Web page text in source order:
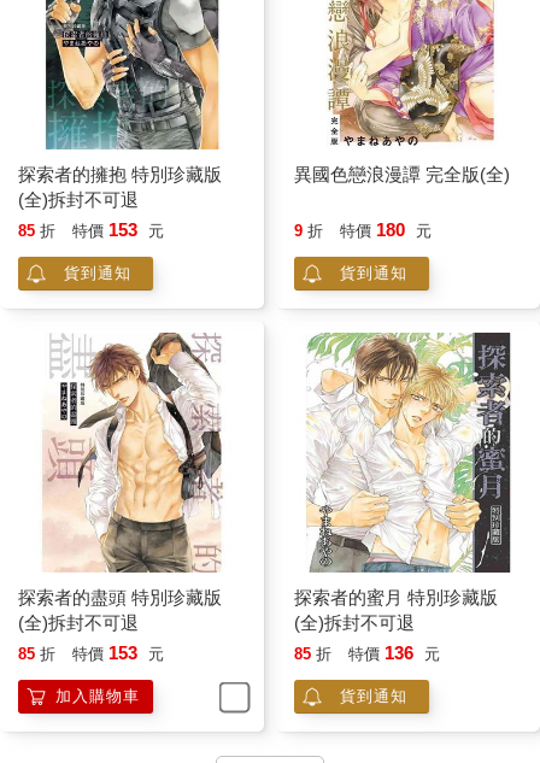
探索者的擁抱 特別珍藏版
(全)拆封不可退
85 折 特價 153 元
貨到通知
異國色戀浪漫譚 完全版(全)
9 折 特價 180 元
貨到通知
探索者的盡頭 特別珍藏版
(全)拆封不可退
85 折 特價 153 元
加入購物車
探索者的蜜月 特別珍藏版
(全)拆封不可退
85 折 特價 136 元
貨到通知